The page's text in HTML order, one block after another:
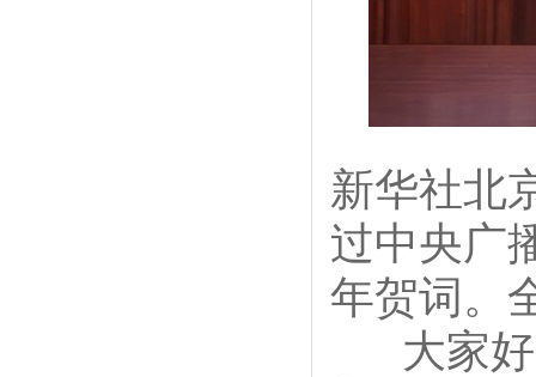
新华社北
过中央广
年贺词。
大家好